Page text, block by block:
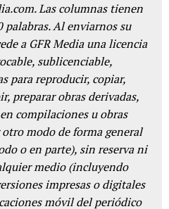
Las columnas tienen
palabras. Al enviarnos su
a GFR Media una licencia
sublicenciable,
para reproducir, copiar,
preparar obras derivadas,
compilaciones u obras
modo de forma general
o en parte), sin reserva ni
medio (incluyendo
impresas o digitales
móvil del periódico